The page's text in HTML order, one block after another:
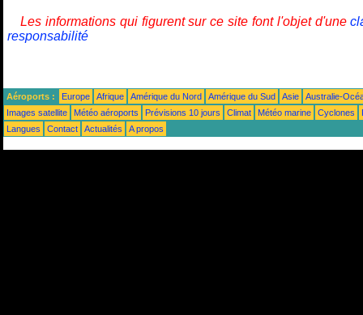
Les informations qui figurent sur ce site font l'objet d'une
responsabilité
Aéroports : Europe Afrique Amérique du Nord Amérique du Sud Asie
Australie-
Images satellite
Météo aéroports Prévisions 10 jours Climat Météo marine Cyclones
Langues
Contact Actualités A propos